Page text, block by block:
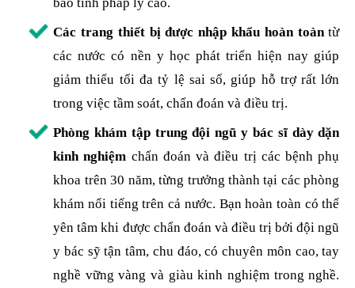
bảo tính pháp lý cao.
Các trang thiết bị được nhập khẩu hoàn toàntừ
các nước có nền y học phát triển hiện nay giúp
giảm thiểu tối đa tỷ lệ sai số, giúp hỗ trợ rất lớn
trong việc tầm soát, chẩn đoán và điều trị.
Phòng khám tập trung đội ngũ y bác sĩ dày dặn
kinh nghiệm chẩn đoán và điều trị các bệnh phụ
khoa trên 30 năm, từng trưởng thành tại các phòng
khám nổi tiếng trên cả nước. Bạn hoàn toàn có thể
yên tâm khi được chẩn đoán và điều trị bởi đội ngũ
y bác sỹ tận tâm, chu đáo, có chuyên môn cao, tay
nghề vững vàng và giàu kinh nghiệm trong nghề.